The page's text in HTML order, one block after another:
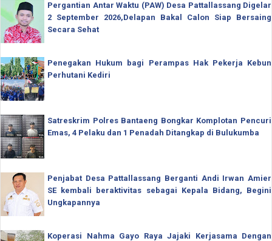
Pergantian Antar Waktu (PAW) Desa Pattallassang Digelar
2 September 2026,Delapan Bakal Calon Siap Bersaing
Secara Sehat
Penegakan Hukum bagi Perampas Hak Pekerja Kebun
Perhutani Kediri
Satreskrim Polres Bantaeng Bongkar Komplotan Pencuri
Emas, 4 Pelaku dan 1 Penadah Ditangkap di Bulukumba
Penjabat Desa Pattallassang Berganti Andi Irwan Amier
SE kembali beraktivitas sebagai Kepala Bidang, Begini
Ungkapannya
Koperasi Nahma Gayo Raya Jajaki Kerjasama Dengan